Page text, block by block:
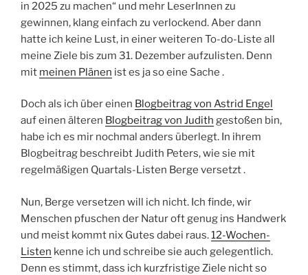
meine Ziele bis zum 31. Dezember aufzulisten. Denn
mitmeinen Plänenist es ja so eine Sache .
Doch als ich über einen Blogbeitrag von Astrid Engel
auf einen älterenBlogbeitrag von Judithgestoßen bin,
Blogbeitrag beschreibt Judith Peters, wie sie mit
regelmäßigen Quartals-Listen Berge versetzt .
Nun, Berge versetzen will ich nicht. Ich finde, wir
Menschen pfuschen der Natur oft genug ins Handwerk
Listenkenne ich und schreibe sie auch gelegentlich.
Denn es stimmt, dass ich kurzfristige Ziele nicht so
schnell aus den Augen verliere wie solche, die in ferner
Zukunft liegen. Dann wird aus aufgeschoben doch allzu
oft aufgehoben. Aber Judiths Abwandlung des